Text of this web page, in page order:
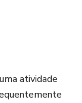
atividade